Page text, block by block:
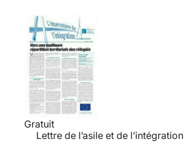
Gratuit
Lettre de l’asile et de l’intégration